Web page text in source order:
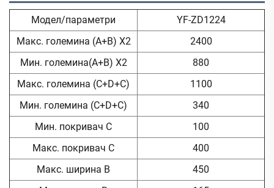
Модел/параметри
YF-ZD1224
Макс. големина (A+B) X2
2400
Мин. големина(A+B) X2
880
Макс. големина (C+D+C)
1100
Мин. големина (C+D+C)
340
Мин. покривач C
100
Макс. покривач C
400
Макс. ширина B
450